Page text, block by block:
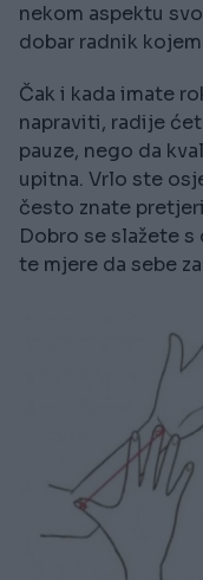
nekom aspektu
dobar radnik
Čak i kada imate
napraviti, radije
pauze, nego da
upitna. Vrlo ste
često znate
Dobro se slažete
te mjere da sebe